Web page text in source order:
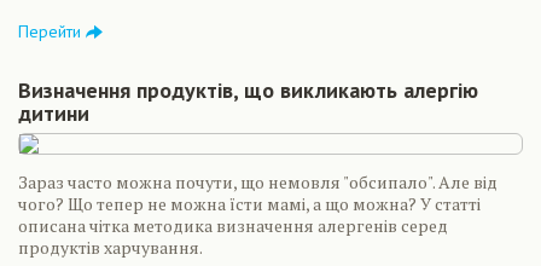
Перейти
Визначення продуктів, що викликають алергію
дитини
Зараз часто можна почути, що немовля "обсипало". Але від
чого? Що тепер не можна їсти мамі, а що можна? У статті
описана чітка методика визначення алергенів серед
продуктів харчування.